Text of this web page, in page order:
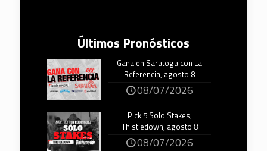
Últimos Pronósticos
Gana en Saratoga con La
Referencia, agosto 8
08/07/2026
Pick 5 Solo Stakes,
Thistledown, agosto 8
08/07/2026